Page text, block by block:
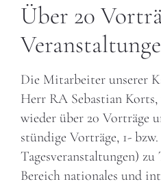
Über 20
Die Mitarbeiter unserer
Herr RA Sebastian Korts,
wieder über 20 Vorträge
stündige Vorträge, 1- bzw.
Tagesveranstaltungen) zu
Bereich nationales und